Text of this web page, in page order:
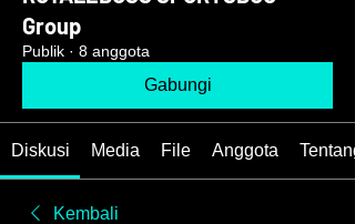
Group
Publik · 8 anggota
Gabungi
Diskusi Media File Anggota Tentang
Kembali